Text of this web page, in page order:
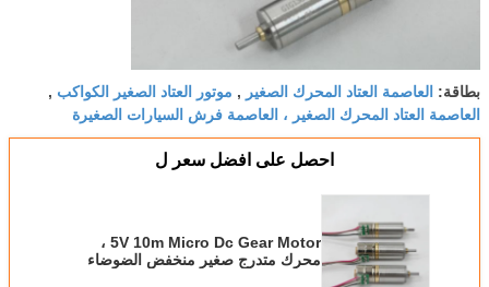
بطاقة: العاصمة العتاد المحرك الصغير , موتور العتاد الصغير الكواكب ,
العاصمة العتاد المحرك الصغير ، العاصمة فرش السيارات الصغيرة
احصل على افضل سعر ل
5V 10m Micro Dc Gear Motor ،
محرك متدرج صغير منخفض الضوضاء